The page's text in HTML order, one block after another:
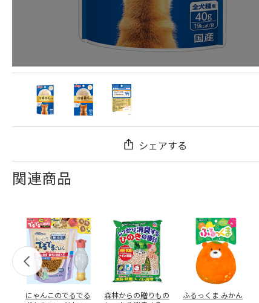
シェアする
関連商品
にゃんこのでるでる
森林からの贈りもの
ふるっくま みかん